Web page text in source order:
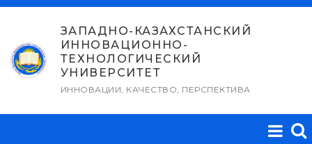
Перейти
содержимому
ЗАПАДНО-КАЗАХСТАНСКИЙ
ИННОВАЦИОННО-
ТЕХНОЛОГИЧЕСКИЙ
УНИВЕРСИТЕТ
ИННОВАЦИИ, КАЧЕСТВО, ПЕРСПЕКТИВА